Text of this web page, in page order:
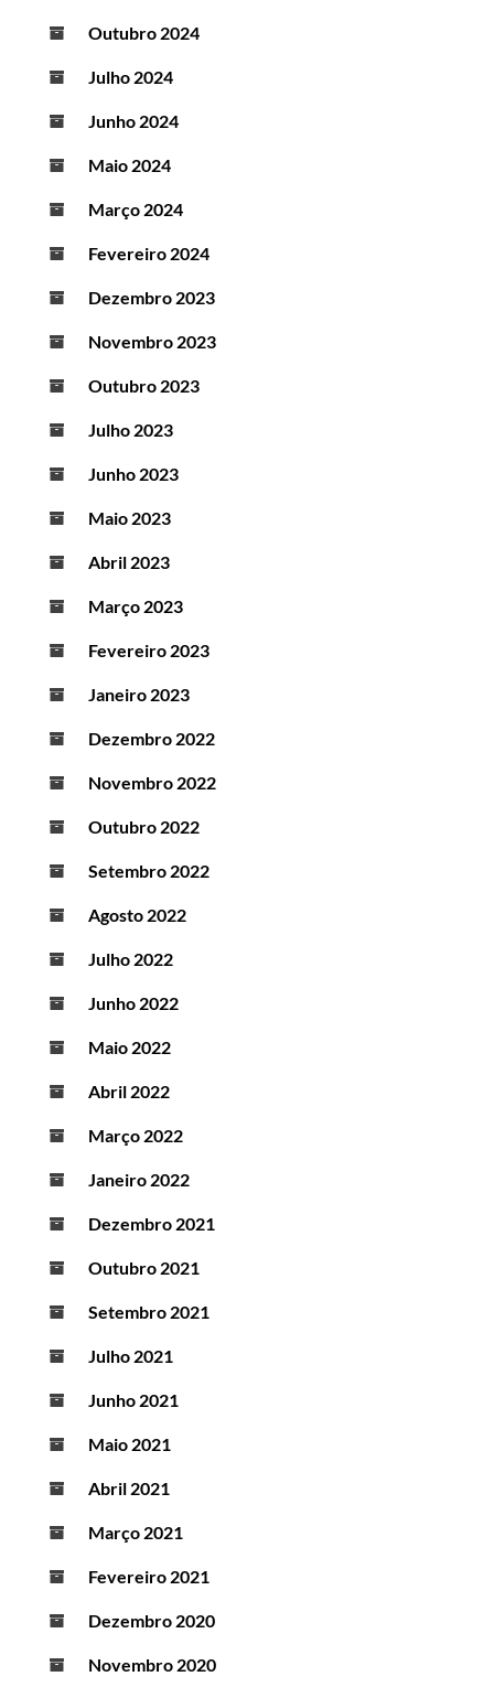
Outubro 2024
Julho 2024
Junho 2024
Maio 2024
Março 2024
Fevereiro 2024
Dezembro 2023
Novembro 2023
Outubro 2023
Julho 2023
Junho 2023
Maio 2023
Abril 2023
Março 2023
Fevereiro 2023
Janeiro 2023
Dezembro 2022
Novembro 2022
Outubro 2022
Setembro 2022
Agosto 2022
Julho 2022
Junho 2022
Maio 2022
Abril 2022
Março 2022
Janeiro 2022
Dezembro 2021
Outubro 2021
Setembro 2021
Julho 2021
Junho 2021
Maio 2021
Abril 2021
Março 2021
Fevereiro 2021
Dezembro 2020
Novembro 2020